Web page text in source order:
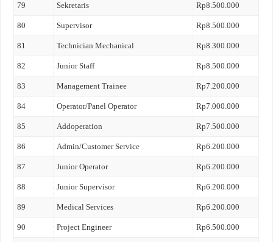
79 Sekretaris Rp8.500.000
80 Supervisor Rp8.500.000
81 Technician Mechanical Rp8.300.000
82 Junior Staff Rp8.500.000
83 Management Trainee Rp7.200.000
84 Operator/Panel Operator Rp7.000.000
85 Addoperation Rp7.500.000
86 Admin/Customer Service Rp6.200.000
87 Junior Operator Rp6.200.000
88 Junior Supervisor Rp6.200.000
89 Medical Services Rp6.200.000
90 Project Engineer Rp6.500.000